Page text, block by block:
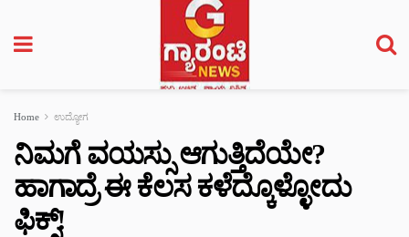
Home ಉದ್ಯೋಗ
ನಿಮಗೆ ವಯಸ್ಸು ಆಗುತ್ತಿದೆಯೇ?
ಹಾಗಾದ್ರೆ ಈ ಕೆಲಸ ಕಳೆದ್ಕೊಳ್ಳೋದು
ಫಿಕ್ಸ್!